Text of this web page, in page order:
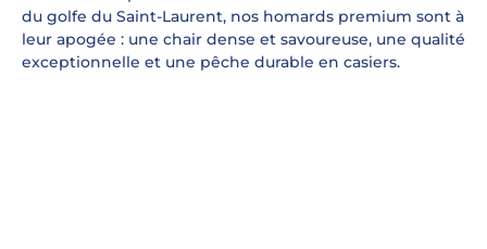
du golfe du Saint-Laurent, nos homards premium sont à
leur apogée : une chair dense et savoureuse, une qualité
exceptionnelle et une pêche durable en casiers.